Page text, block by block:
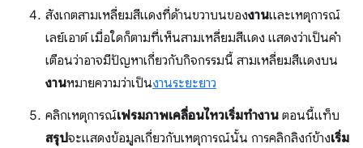
สังเกตสามเหลี่ยมสีแดงที่ด้านขวาบนของงานและเหตุการณ์
เลย์เอาต์ เมื่อใดก็ตามที่เห็นสามเหลี่ยมสีแดง แสดงว่าเป็นคำ
เตือนว่าอาจมีปัญหาเกี่ยวกับกิจกรรมนี้ สามเหลี่ยมสีแดงบน
งานหมายความว่าเป็นงานระยะยาว
คลิกเหตุการณ์เฟรมภาพเคลื่อนไหวเริ่มทำงาน ตอนนี้แท็บ
สรุปจะแสดงข้อมูลเกี่ยวกับเหตุการณ์นั้น การคลิกลิงก์ข้างเริ่ม